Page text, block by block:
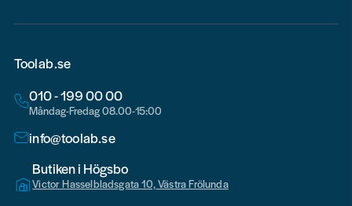
Toolab.se
010 - 199 00 00
Måndag-Fredag 08.00-15:00
info@toolab.se
Butiken i Högsbo
Victor Hasselbladsgata 10, Västra Frölunda